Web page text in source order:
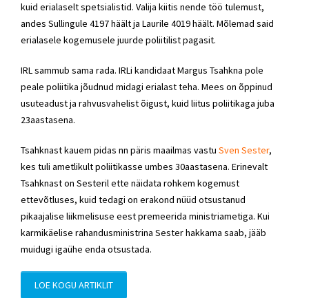
kuid erialaselt spetsialistid. Valija kiitis nende töö tulemust,
andes Sullingule 4197 häält ja Laurile 4019 häält. Mõlemad said
erialasele kogemusele juurde poliitilist pagasit.
IRL sammub sama rada. IRLi kandidaat Margus Tsahkna pole
peale poliitika jõudnud midagi erialast teha. Mees on õppinud
usuteadust ja rahvusvahelist õigust, kuid liitus poliitikaga juba
23aastasena.
Tsahknast kauem pidas nn päris maailmas vastu Sven Sester,
kes tuli ametlikult poliitikasse umbes 30aastasena. Erinevalt
Tsahknast on Sesteril ette näidata rohkem kogemust
ettevõtluses, kuid tedagi on erakond nüüd otsustanud
pikaajalise liikmelisuse eest premeerida ministriametiga. Kui
karmikäelise rahandusministrina Sester hakkama saab, jääb
muidugi igaühe enda otsustada.
LOE KOGU ARTIKLIT